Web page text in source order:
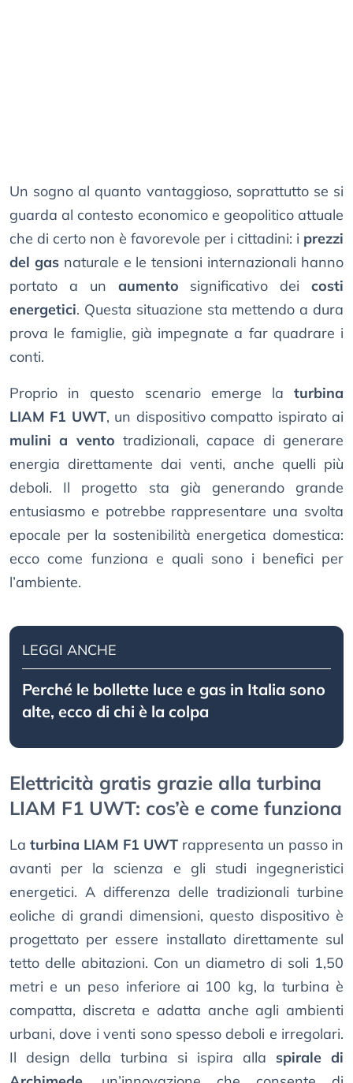
Un sogno al quanto vantaggioso, soprattutto se si
guarda al contesto economico e geopolitico attuale
che di certo non è favorevole per i cittadini: i prezzi
del gasnaturale e le tensioni internazionali hanno
portato a un aumento significativo dei costi
energetici. Questa situazione sta mettendo a dura
prova le famiglie, già impegnate a far quadrare i
conti.
Proprio in questo scenario emerge la turbina
LIAM F1 UWT, un dispositivo compatto ispirato ai
mulini a vento tradizionali, capace di generare
energia direttamente dai venti, anche quelli più
deboli. Il progetto sta già generando grande
entusiasmo e potrebbe rappresentare una svolta
epocale per la sostenibilità energetica domestica:
ecco come funziona e quali sono i benefici per
l’ambiente.
LEGGI ANCHE
Perché le bollette luce e gas in Italia sono
alte, ecco di chi è la colpa
Elettricità gratis grazie alla turbina
LIAM F1 UWT: cos’è e come funziona
La turbina LIAM F1 UWT rappresenta un passo in
avanti per la scienza e gli studi ingegneristici
energetici. A differenza delle tradizionali turbine
eoliche di grandi dimensioni, questo dispositivo è
progettato per essere installato direttamente sul
tetto delle abitazioni. Con un diametro di soli 1,50
metri e un peso inferiore ai 100 kg, la turbina è
compatta, discreta e adatta anche agli ambienti
urbani, dove i venti sono spesso deboli e irregolari.
Il design della turbina si ispira alla spirale di